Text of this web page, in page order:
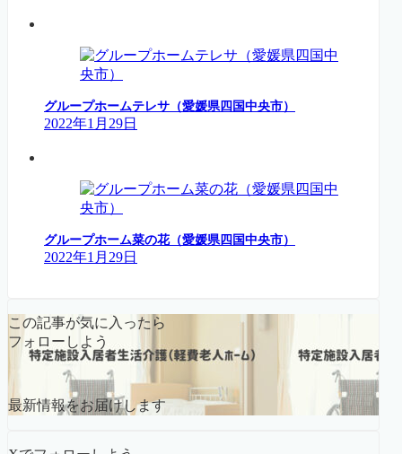
グループホームテレサ（愛媛県四国中央市）
2022年1月29日
グループホーム菜の花（愛媛県四国中央市）
2022年1月29日
この記事が気に入ったら
フォローしよう
最新情報をお届けします